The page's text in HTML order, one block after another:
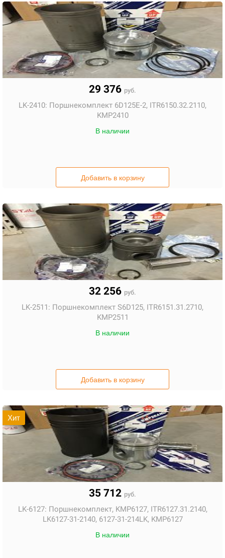
29 376 руб.
LK-2410: Поршнекомплект 6D125E-2, ITR6150.32.2110,
KMP2410
В наличии
Добавить в корзину
32 256 руб.
LK-2511: Поршнекомплект S6D125, ITR6151.31.2710,
KMP2511
В наличии
Добавить в корзину
Хит
35 712 руб.
LK-6127: Поршнекомплект, KMP6127, ITR6127.31.2140,
LK6127-31-2140, 6127-31-214LK, KMP6127
В наличии